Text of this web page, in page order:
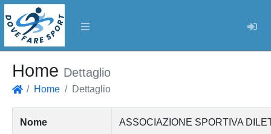
Home Dettaglio
Home Dettaglio
Nome ASSOCIAZIONE SPORTIVA